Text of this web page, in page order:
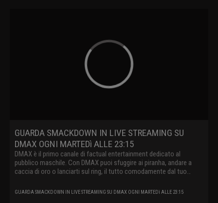
GUARDA SMACKDOWN IN LIVE STREAMING SU
DMAX OGNI MARTEDì ALLE 23:15
DMAX è il primo canale di factual entertainment dedicato al
pubblico maschile. Con DMAX puoi sfuggire ai piranha, andare a
caccia di oro o lanciarti sul ring, il tutto comodamente dal tuo
GUARDA SMACKDOWN IN LIVE STREAMING SU DMAX OGNI MARTEDì ALLE 23:15